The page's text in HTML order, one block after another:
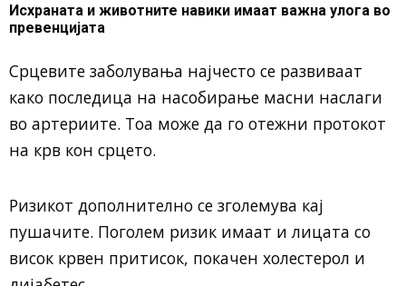
Исхраната и животните навики имаат важна улога во
превенцијата
Срцевите заболувања најчесто се развиваат
како последица на насобирање масни наслаги
во артериите. Тоа може да го отежни протокот
на крв кон срцето.
Ризикот дополнително се зголемува кај
пушачите. Поголем ризик имаат и лицата со
висок крвен притисок, покачен холестерол и